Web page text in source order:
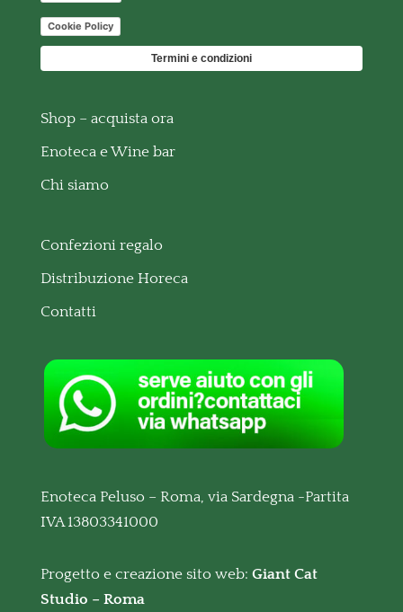
Cookie Policy
Termini e condizioni
Shop – acquista ora
Enoteca e Wine bar
Chi siamo
Confezioni regalo
Distribuzione Horeca
Contatti
Enoteca Peluso – Roma, via Sardegna -Partita
IVA 13803341000
Progetto e creazione sito web: Giant Cat
Studio – Roma